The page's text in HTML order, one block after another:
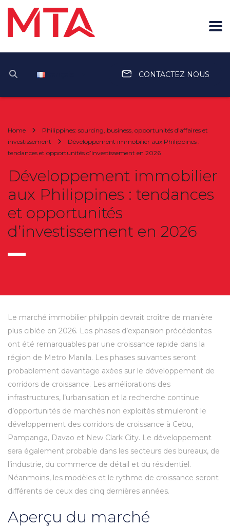
Français CONTACTEZ NOUS
Home
Philippines: sourcing, business, opportunités d’affaires et
investissement
Développement immobilier aux Philippines :
tendances et opportunités d’investissement en 2026
Développement immobilier
aux Philippines : tendances
et opportunités
d’investissement en 2026
Le marché immobilier philippin devrait croître de manière
plus ciblée en 2026. Les phases d’expansion précédentes
ont été remarquables par une croissance rapide dans la
région de Metro Manila. Les phases suivantes seront
probablement davantage axées sur le développement de
corridors de croissance. Les améliorations des
infrastructures, l’urbanisation et la recherche continue
d’opportunités de marchés non exploités stimuleront le
développement des corridors de croissance à Cebu,
Pampanga, Davao et New Clark City. Le développement
sera également probable dans les secteurs des bureaux, de
l’industrie, du commerce de détail et du résidentiel.
Néanmoins, les modèles et le rythme de croissance seront
différents de ceux des cinq dernières années.
Aperçu du marché